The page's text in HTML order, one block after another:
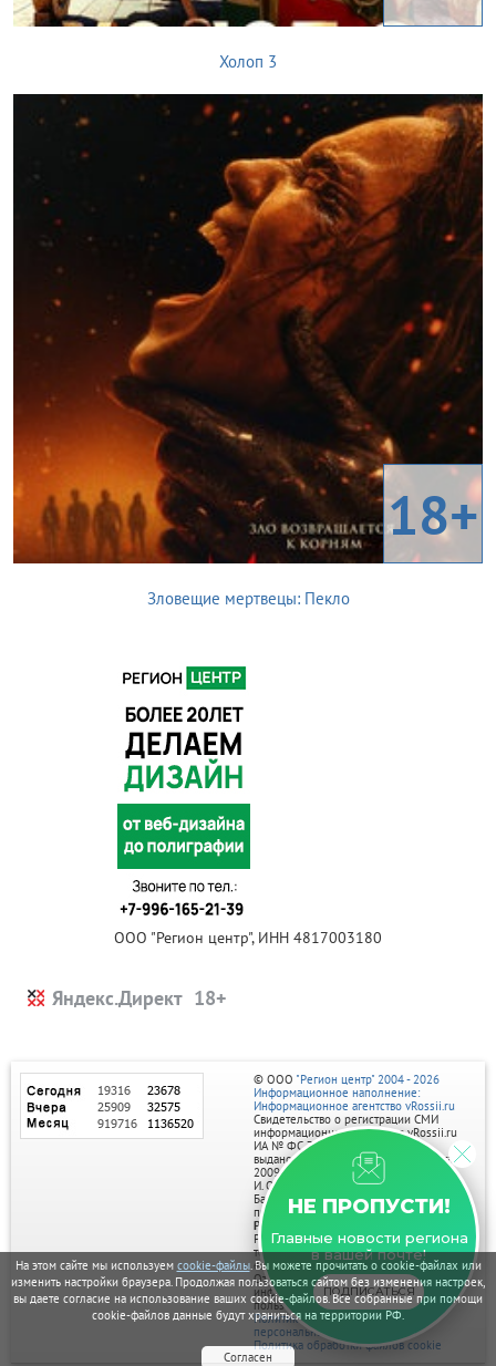
На этом сайте мы используем cookie-файлы. Вы можете прочитать о cookie-файлах или
изменить настройки браузера. Продолжая пользоваться сайтом без изменения настроек,
вы даете согласие на использование ваших cookie-файлов. Все собранные при помощи
cookie-файлов данные будут храниться на территории РФ.
Согласен
Холоп 3
18+
Зловещие мертвецы: Пекло
ООО "Регион центр", ИНН 4817003180
Яндекс.Директ
НЕ ПРОПУСТИ!
Главные новости региона
в вашей почте!
ПОДПИСАТЬСЯ
© ООО "Регион центр" 2004 - 2026
Информационное наполнение:
Информационное агентство vRossii.ru
Свидетельство о регистрации СМИ
информационного агентства vRossii.ru
ИА № ФС 77‑35502
выдано РОСКОМНАДЗОРом 04 марта
2009г.
И. О. Главного редактора Нарыков А. Н.
Баннеры на портале размещаются на
правах рекламы.
Реклама на портале:
Рекламное агентство "Умный маркетинг"
тел. 7-910-267-70-40,
email: umnyy.marketing@yandex.ru
Отдельные публикации могут содержать
информацию, не предназначенную для
пользователей до 18 лет.
Политика в отношении обработки
персональных данных
Политика обработки файлов cookie